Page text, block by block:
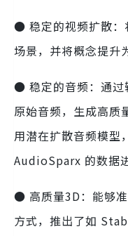
● 稳定的视频扩散：
场景，并将概念提升
● 稳定的音频：通过
原始音频，生成高质
用潜在扩散音频模型
AudioSparx 的数据
● 高质量3D：能够
方式，推出了如